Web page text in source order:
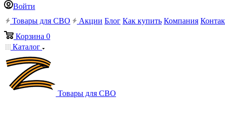
Войти
Товары для СВО
Акции Блог Как купить Компания
Корзина 0
Каталог
Товары для СВО